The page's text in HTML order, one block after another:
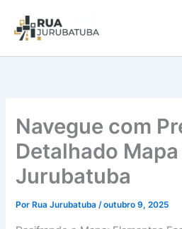
Navegue com
Detalhado
Jurubatuba
Por Rua Jurubatuba/outubro 9, 2025